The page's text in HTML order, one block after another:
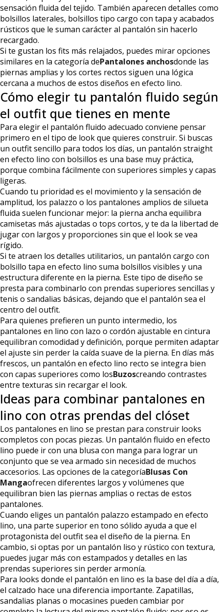
sensación fluida del tejido. También aparecen detalles como
bolsillos laterales, bolsillos tipo cargo con tapa y acabados
rústicos que le suman carácter al pantalón sin hacerlo
recargado.
Si te gustan los fits más relajados, puedes mirar opciones
similares en la categoría dePantalones anchosdonde las
piernas amplias y los cortes rectos siguen una lógica
cercana a muchos de estos diseños en efecto lino.
Cómo elegir tu pantalón fluido según
el outfit que tienes en mente
Para elegir el pantalón fluido adecuado conviene pensar
primero en el tipo de look que quieres construir. Si buscas
un outfit sencillo para todos los días, un pantalón straight
en efecto lino con bolsillos es una base muy práctica,
porque combina fácilmente con superiores simples y capas
ligeras.
Cuando tu prioridad es el movimiento y la sensación de
amplitud, los palazzo o los pantalones amplios de silueta
fluida suelen funcionar mejor: la pierna ancha equilibra
camisetas más ajustadas o tops cortos, y te da la libertad de
jugar con largos y proporciones sin que el look se vea
rígido.
Si te atraen los detalles utilitarios, un pantalón cargo con
bolsillo tapa en efecto lino suma bolsillos visibles y una
estructura diferente en la pierna. Este tipo de diseño se
presta para combinarlo con prendas superiores sencillas y
tenis o sandalias básicas, dejando que el pantalón sea el
centro del outfit.
Para quienes prefieren un punto intermedio, los
pantalones en lino con lazo o cordón ajustable en cintura
equilibran comodidad y definición, porque permiten adaptar
el ajuste sin perder la caída suave de la pierna. En días más
frescos, un pantalón en efecto lino recto se integra bien
con capas superiores como losBuzoscreando contrastes
entre texturas sin recargar el look.
Ideas para combinar pantalones en
lino con otras prendas del clóset
Los pantalones en lino se prestan para construir looks
completos con pocas piezas. Un pantalón fluido en efecto
lino puede ir con una blusa con manga para lograr un
conjunto que se vea armado sin necesidad de muchos
accesorios. Las opciones de la categoríaBlusas Con
Mangaofrecen diferentes largos y volúmenes que
equilibran bien las piernas amplias o rectas de estos
pantalones.
Cuando eliges un pantalón palazzo estampado en efecto
lino, una parte superior en tono sólido ayuda a que el
protagonista del outfit sea el diseño de la pierna. En
cambio, si optas por un pantalón liso y rústico con textura,
puedes jugar más con estampados y detalles en las
prendas superiores sin perder armonía.
Para looks donde el pantalón en lino es la base del día a día,
el calzado hace una diferencia importante. Zapatillas,
sandalias planas o mocasines pueden cambiar por